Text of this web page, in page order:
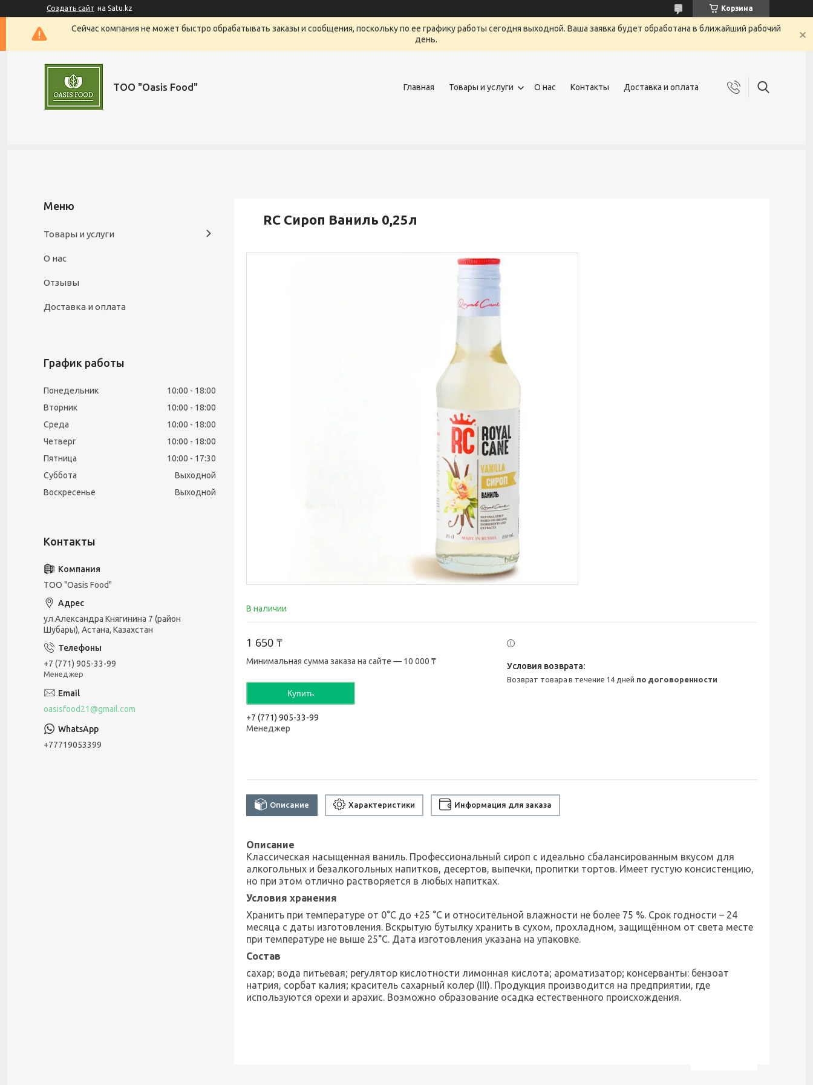
Создать сайт на Satu.kz Корзина
Сейчас компания не может быстро обрабатывать заказы и сообщения, поскольку по ее графику работы сегодня выходной. Ваша заявка будет обработана в ближайший рабочий
день.
ТОО "Oasis Food" Главная Товары и услуги О нас Контакты Доставка и оплата
RC Сироп Ваниль 0,25л
В наличии
1 650 ₸
Минимальная сумма заказа на сайте — 10 000 ₸
Купить
+7 (771) 905-33-99
Менеджер
возврат товара в течение 14 дней по договоренности
Описание Характеристики Информация для заказа
Описание
Классическая насыщенная ваниль. Профессиональный сироп с идеально сбалансированным вкусом для
алкогольных и безалкогольных напитков, десертов, выпечки, пропитки тортов. Имеет густую консистенцию,
но при этом отлично растворяется в любых напитках.
Условия хранения
Хранить при температуре от 0°С до +25 °C и относительной влажности не более 75 %. Срок годности – 24
месяца с даты изготовления. Вскрытую бутылку хранить в сухом, прохладном, защищённом от света месте
при температуре не выше 25°C. Дата изготовления указана на упаковке.
Состав
сахар; вода питьевая; регулятор кислотности лимонная кислота; ароматизатор; консерванты: бензоат
натрия, сорбат калия; краситель сахарный колер (III). Продукция производится на предприятии, где
используются орехи и арахис. Возможно образование осадка естественного происхождения.
Товары и услуги
О нас
Отзывы
Доставка и оплата
График работы
Понедельник 10:00
18:00
Вторник
10:00
18:00
Среда
10:00
18:00
Четверг
10:00
18:00
Пятница
10:00
17:30
Суббота
Выходной
Воскресенье
Выходной
ТОО "Oasis Food"
ул.Александра Княгинина 7 (район
Шубары), Астана, Казахстан
+7 (771) 905-33-99
Менеджер
oasisfood21@gmail.com
+77719053399